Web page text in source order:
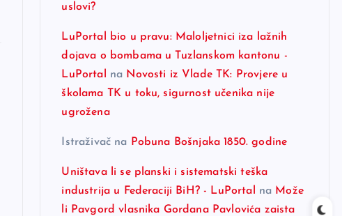
uslovi?
LuPortal bio u pravu: Maloljetnici iza lažnih
dojava o bombama u Tuzlanskom kantonu -
LuPortal
na Novosti iz Vlade TK: Provjere u
školama TK u toku, sigurnost učenika nije
ugrožena
Istraživač na Pobuna Bošnjaka 1850. godine
Uništava li se planski i sistematski teška
industrija u Federaciji BiH? - LuPortal
na Može
li Pavgord vlasnika Gordana Pavlovića zaista